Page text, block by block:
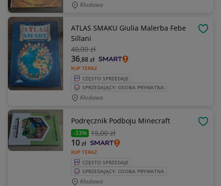
Kłodawa
ATLAS SMAKU Giulia Malerba Febe
Sillani
40,00 zł
KUP TERAZ
36,88zł
CZĘSTO SPRZEDAJE
SPRZEDAJĄCY: OSOBA PRYWATNA
Kłodawa
Podręcznik Podboju Minecraft
-33% 15,00 zł
KUP TERAZ
10zł
CZĘSTO SPRZEDAJE
SPRZEDAJĄCY: OSOBA PRYWATNA
Kłodawa